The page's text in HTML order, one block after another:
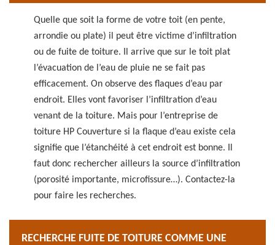
Quelle que soit la forme de votre toit (en pente,
arrondie ou plate) il peut être victime d’infiltration
ou de fuite de toiture. Il arrive que sur le toit plat
l’évacuation de l’eau de pluie ne se fait pas
efficacement. On observe des flaques d’eau par
endroit. Elles vont favoriser l’infiltration d’eau
venant de la toiture. Mais pour l’entreprise de
toiture HP Couverture si la flaque d’eau existe cela
signifie que l’étanchéité à cet endroit est bonne. Il
faut donc rechercher ailleurs la source d’infiltration
(porosité importante, microfissure…). Contactez-la
pour faire les recherches.
RECHERCHE FUITE DE TOITURE COMME UNE